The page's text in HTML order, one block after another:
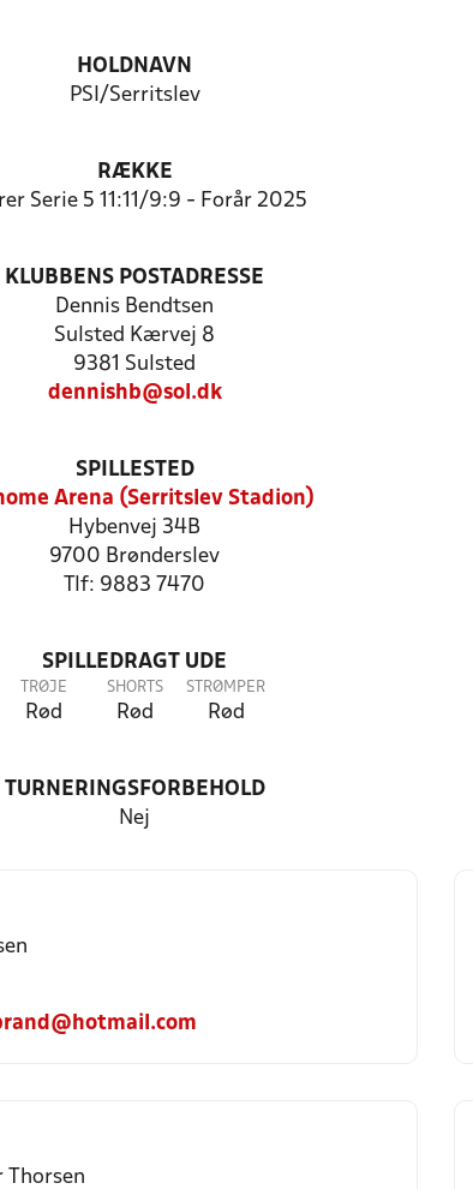
HOLDNAVN
PSI/Serritslev
RÆKKE
Serie 5 11:11/9:9 - Forår 2025
KLUBBENS POSTADRESSE
Dennis Bendtsen
Sulsted Kærvej 8
9381 Sulsted
dennishb@sol.dk
SPILLESTED
Arena (Serritslev Stadion)
Hybenvej 34B
9700 Brønderslev
Tlf: 9883 7470
SPILLEDRAGT UDE
TRØJE
Rød
SHORTS
Rød
STRØMPER
Rød
TURNERINGSFORBEHOLD
Nej
Thorsen